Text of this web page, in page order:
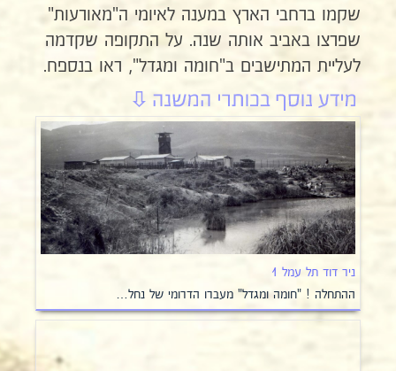
שקמו ברחבי הארץ במענה לאיומי ה"מאורעות"
שפרצו באביב אותה שנה. על התקופה שקדמה
לעליית המתישבים ב"חומה ומגדל", ראו בנספח.
ניר דוד תל עמל 1
ההתחלה ! "חומה ומגדל" מעברו הדרומי של נחל…